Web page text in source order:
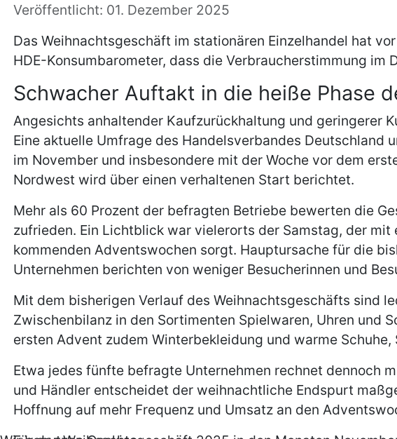
Veröffentlicht: 01. Dezember 2025
Das Weihnachtsgeschäft im stationären Einzelhandel hat
HDE-Konsumbarometer, dass die Verbraucherstimmung
Schwacher Auftakt in die heiße Phase
Angesichts anhaltender Kaufzurückhaltung und geringerer
Eine aktuelle Umfrage des Handelsverbandes
im November und insbesondere mit der Woche vor dem
Nordwest wird über einen verhaltenen Start berichtet.
Mehr als 60 Prozent der befragten Betriebe bewerten die
zufrieden. Ein Lichtblick war vielerorts der Samstag, der
kommenden Adventswochen sorgt. Hauptursache für die
Unternehmen berichten von weniger Besucherinnen und
Mit dem bisherigen Verlauf des Weihnachtsgeschäfts sind
Zwischenbilanz in den Sortimenten Spielwaren, Uhren und
ersten Advent zudem Winterbekleidung und warme
Etwa jedes fünfte befragte Unternehmen rechnet dennoch
und Händler entscheidet der weihnachtliche Endspurt
Hoffnung auf mehr Frequenz und Umsatz an den